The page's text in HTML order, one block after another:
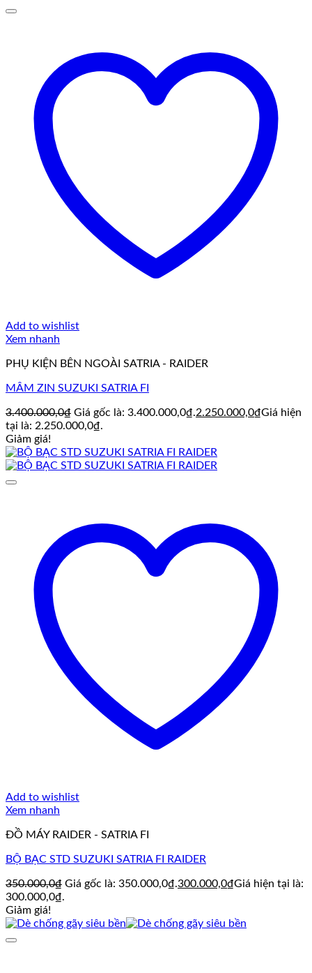
Add to wishlist
Xem nhanh
PHỤ KIỆN BÊN NGOÀI SATRIA - RAIDER
MÂM ZIN SUZUKI SATRIA FI
3.400.000,0₫ Giá gốc là: 3.400.000,0₫.2.250.000,0₫Giá hiện
tại là: 2.250.000,0₫.
Giảm giá!
Add to wishlist
Xem nhanh
ĐỒ MÁY RAIDER - SATRIA FI
BỘ BẠC STD SUZUKI SATRIA FI RAIDER
350.000,0₫ Giá gốc là: 350.000,0₫.300.000,0₫Giá hiện tại là:
300.000,0₫.
Giảm giá!